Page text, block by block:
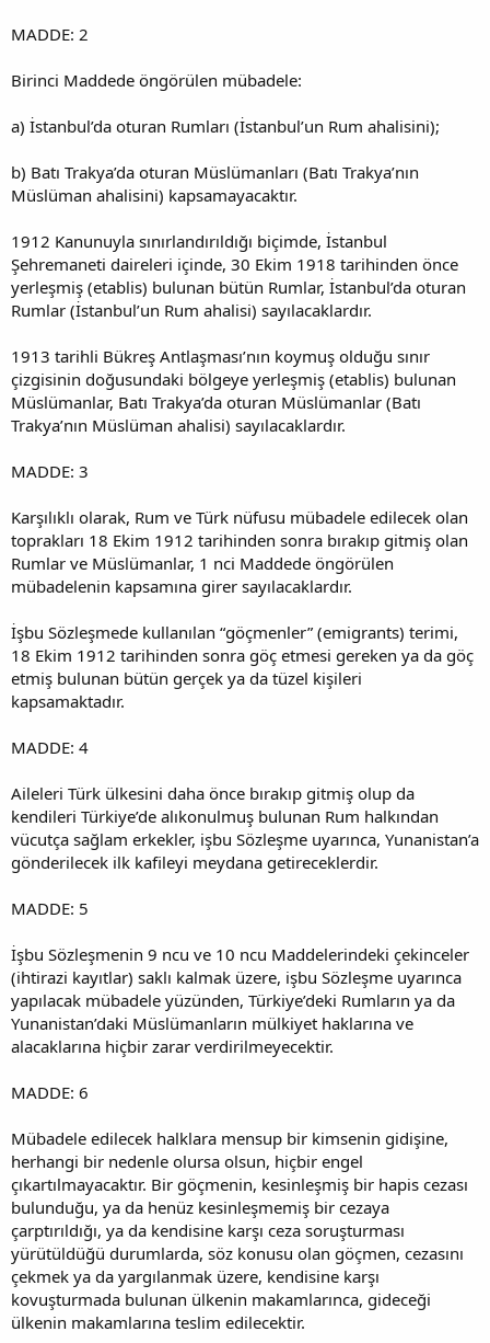
MADDE: 2
Birinci Maddede öngörülen mübadele:
a) İstanbul’da oturan Rumları (İstanbul’un Rum ahalisini);
b) Batı Trakya’da oturan Müslümanları (Batı Trakya’nın
Müslüman ahalisini) kapsamayacaktır.
1912 Kanunuyla sınırlandırıldığı biçimde, İstanbul
Şehremaneti daireleri içinde, 30 Ekim 1918 tarihinden önce
yerleşmiş (etablis) bulunan bütün Rumlar, İstanbul’da oturan
Rumlar (İstanbul’un Rum ahalisi) sayılacaklardır.
1913 tarihli Bükreş Antlaşması’nın koymuş olduğu sınır
çizgisinin doğusundaki bölgeye yerleşmiş (etablis) bulunan
Müslümanlar, Batı Trakya’da oturan Müslümanlar (Batı
Trakya’nın Müslüman ahalisi) sayılacaklardır.
MADDE: 3
Karşılıklı olarak, Rum ve Türk nüfusu mübadele edilecek olan
toprakları 18 Ekim 1912 tarihinden sonra bırakıp gitmiş olan
Rumlar ve Müslümanlar, 1 nci Maddede öngörülen
mübadelenin kapsamına girer sayılacaklardır.
İşbu Sözleşmede kullanılan “göçmenler” (emigrants) terimi,
18 Ekim 1912 tarihinden sonra göç etmesi gereken ya da göç
etmiş bulunan bütün gerçek ya da tüzel kişileri
kapsamaktadır.
MADDE: 4
Aileleri Türk ülkesini daha önce bırakıp gitmiş olup da
kendileri Türkiye’de alıkonulmuş bulunan Rum halkından
vücutça sağlam erkekler, işbu Sözleşme uyarınca, Yunanistan’a
gönderilecek ilk kafileyi meydana getireceklerdir.
MADDE: 5
İşbu Sözleşmenin 9 ncu ve 10 ncu Maddelerindeki çekinceler
(ihtirazi kayıtlar) saklı kalmak üzere, işbu Sözleşme uyarınca
yapılacak mübadele yüzünden, Türkiye’deki Rumların ya da
Yunanistan’daki Müslümanların mülkiyet haklarına ve
alacaklarına hiçbir zarar verdirilmeyecektir.
MADDE: 6
Mübadele edilecek halklara mensup bir kimsenin gidişine,
herhangi bir nedenle olursa olsun, hiçbir engel
çıkartılmayacaktır. Bir göçmenin, kesinleşmiş bir hapis cezası
bulunduğu, ya da henüz kesinleşmemiş bir cezaya
çarptırıldığı, ya da kendisine karşı ceza soruşturması
yürütüldüğü durumlarda, söz konusu olan göçmen, cezasını
çekmek ya da yargılanmak üzere, kendisine karşı
kovuşturmada bulunan ülkenin makamlarınca, gideceği
ülkenin makamlarına teslim edilecektir.